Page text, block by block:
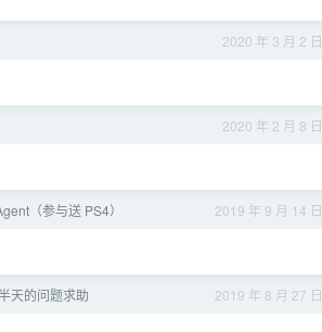
2020 年 3 月 2 日
2020 年 2 月 8 日
2019 年 9 月 14 日
（参与送 PS4）
2019 年 8 月 27 日
天的问题求助